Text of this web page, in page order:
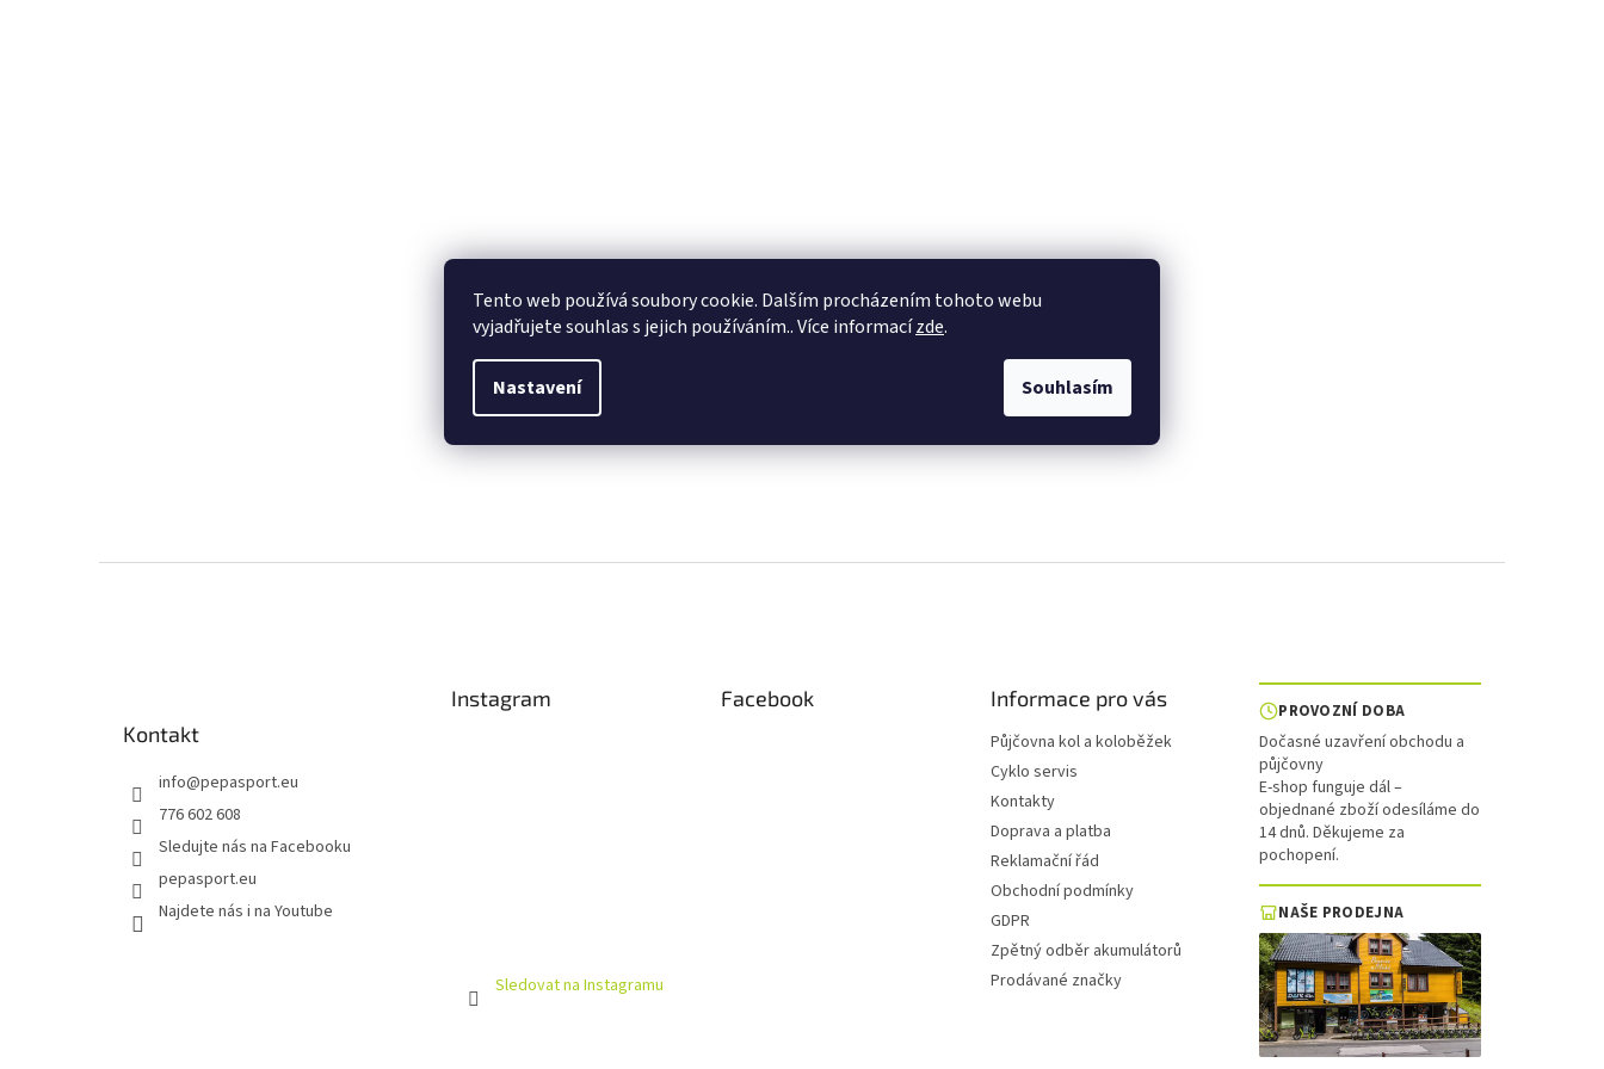
Tento web používá soubory cookie. Dalším procházením tohoto webu
vyjadřujete souhlas s jejich používáním.. Více informacízde.
Nastavení Souhlasím
Kontakt
info@pepasport.eu
776 602 608
Sledujte nás na Facebooku
pepasport.eu
Najdete nás i na Youtube
Instagram
Sledovat na Instagramu
Facebook Informace pro vás
Půjčovna kol a koloběžek
Cyklo servis
Kontakty
Doprava a platba
Reklamační řád
Obchodní podmínky
GDPR
Zpětný odběr akumulátorů
Prodávané značky
PROVOZNÍ DOBA
Dočasné uzavření obchodu a
půjčovny
E-shop funguje dál –
objednané zboží odesíláme do
14 dnů. Děkujeme za
pochopení.
NAŠE PRODEJNA